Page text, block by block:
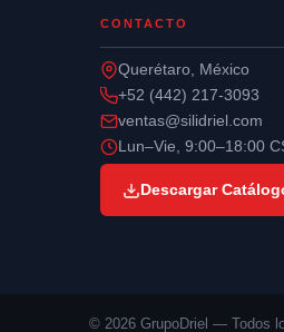
CONTACTO
Querétaro, México
+52 (442) 217-3093
ventas@silidriel.com
Lun–Vie, 9:00–18:00
Descargar
© 2026 GrupoDriel — Todos